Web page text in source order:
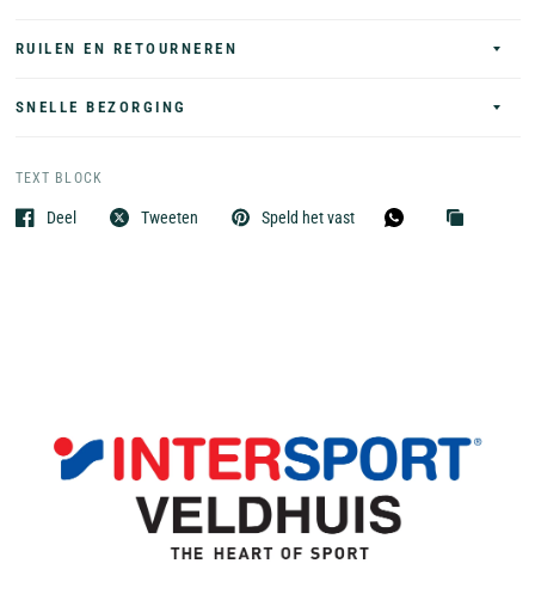
RUILEN EN RETOURNEREN
SNELLE BEZORGING
TEXT BLOCK
Deel Tweeten Speld het vast